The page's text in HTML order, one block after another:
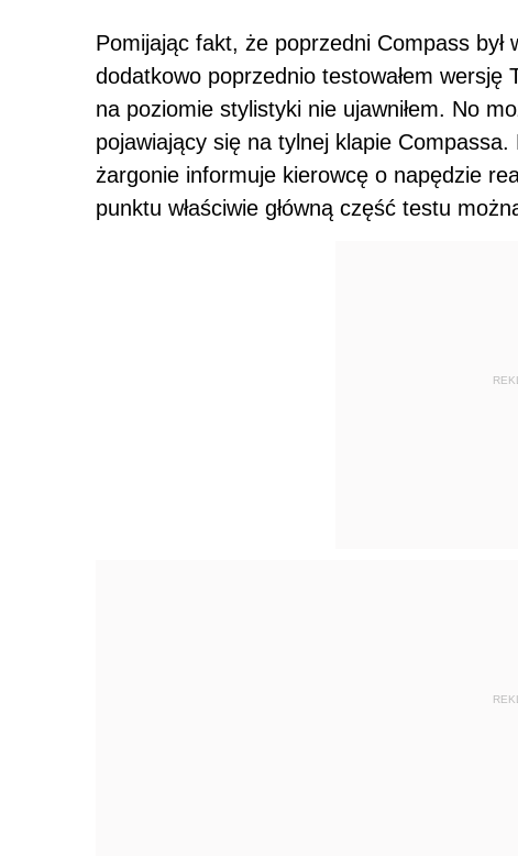
Pomijając fakt, że poprzedni Compass
dodatkowo poprzednio testowałem
na poziomie stylistyki nie ujawniłem. No
pojawiający się na tylnej klapie
żargonie informuje kierowcę o napędzie
punktu właściwie główną część testu